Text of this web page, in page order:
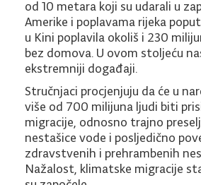
od 10 metara koji su udarali u
Amerike i poplavama rijeka
u Kini poplavila okoliš i 230
bez domova. U ovom stoljeću
ekstremniji događaji.
Stručnjaci procjenjuju da će u
više od 700 milijuna ljudi biti
migracije, odnosno trajno
nestašice vode i posljedično
zdravstvenih i prehrambenih
Nažalost, klimatske migracije